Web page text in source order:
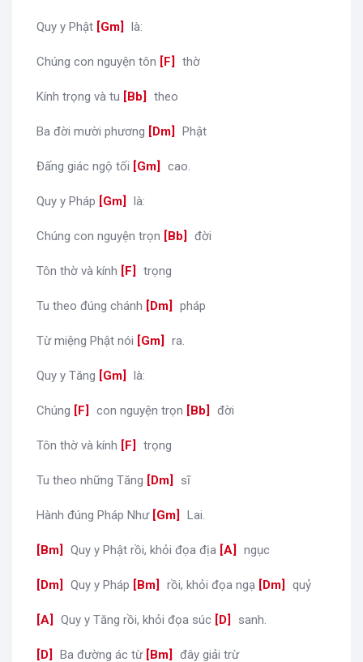
Quy y Phật [Gm là:
Chúng con nguyện tôn [F thờ
Kính trọng và tu [Bb theo
Ba đời mười phương [Dm Phật
Đấng giác ngộ tối [Gm cao.
Quy y Pháp [Gm là:
Chúng con nguyện trọn [Bb đời
Tôn thờ và kính [F trọng
Tu theo đúng chánh [Dm pháp
Từ miệng Phật nói [Gm ra.
Quy y Tăng [Gm là:
Chúng [F con nguyện trọn [Bb đời
Tôn thờ và kính [F trọng
Tu theo những Tăng [Dm sĩ
Hành đúng Pháp Như [Gm Lai.
[Bm Quy y Phật rồi, khỏi đọa địa [A ngục
[Dm Quy y Pháp [Bm rồi, khỏi đọa ngạ [Dm quỷ
[A Quy y Tăng rồi, khỏi đọa súc [D sanh.
[D Ba đường ác từ [Bm đây giải trừ